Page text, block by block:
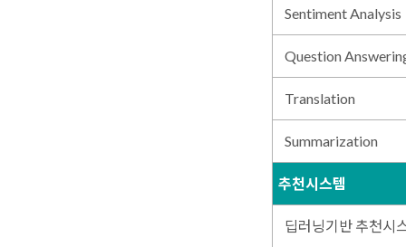
Sentiment Analysis
Question
Translation
Summarization
추천시스템
딥러닝기반 추천시